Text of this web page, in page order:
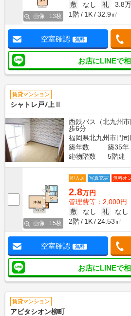
画像 : 13枚
敷
なし 礼
3.8万
1階
1K 32.9㎡
空室確認 無料
お店にLINEで
賃貸マンション
シャトレ戸ﾉ上Ⅱ
西鉄バス（北九州
歩6分
福岡県北九州市門
築年数
築35年
建物階数
5階建
画像 : 15枚
即入居 写真充実 無料オ
2.8万円
管理費等：2,000円
敷
なし 礼
なし
2階
1K 24.53㎡
空室確認 無料
お店にLINEで
賃貸マンション
アビタシオン柳町